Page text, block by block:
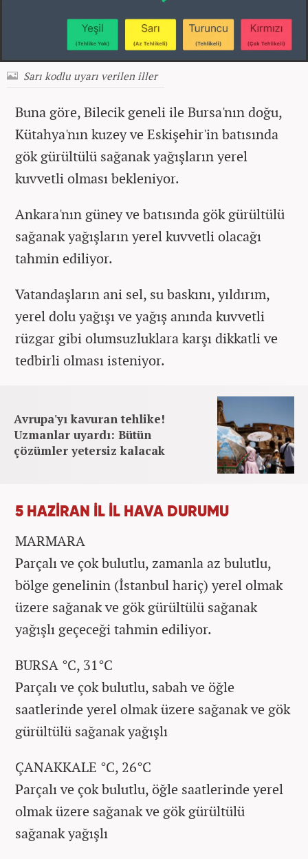
Sarı kodlu uyarı verilen iller
Buna göre, Bilecik geneli ile Bursa'nın doğu,
Kütahya'nın kuzey ve Eskişehir'in batısında
gök gürültülü sağanak yağışların yerel
kuvvetli olması bekleniyor.
Ankara'nın güney ve batısında gök gürültülü
sağanak yağışların yerel kuvvetli olacağı
tahmin ediliyor.
Vatandaşların ani sel, su baskını, yıldırım,
yerel dolu yağışı ve yağış anında kuvvetli
rüzgar gibi olumsuzluklara karşı dikkatli ve
tedbirli olması isteniyor.
Avrupa'yı kavuran tehlike!
Uzmanlar uyardı: Bütün
çözümler yetersiz kalacak
5 HAZİRAN İL İL HAVA DURUMU
MARMARA
Parçalı ve çok bulutlu, zamanla az bulutlu,
bölge genelinin (İstanbul hariç) yerel olmak
üzere sağanak ve gök gürültülü sağanak
yağışlı geçeceği tahmin ediliyor.
BURSA °C, 31°C
Parçalı ve çok bulutlu, sabah ve öğle
saatlerinde yerel olmak üzere sağanak ve gök
gürültülü sağanak yağışlı
ÇANAKKALE °C, 26°C
Parçalı ve çok bulutlu, öğle saatlerinde yerel
olmak üzere sağanak ve gök gürültülü
sağanak yağışlı